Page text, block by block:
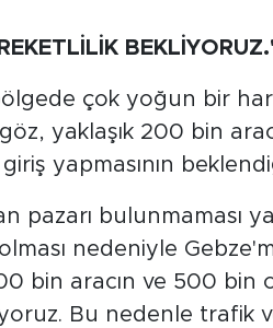
BEKLİYORUZ.'
çok yoğun bir
yaklaşık 200 bin
yapmasının
pazarı bulunmaması ya
nedeniyle
bin aracın ve 500 bin
Bu nedenle trafik